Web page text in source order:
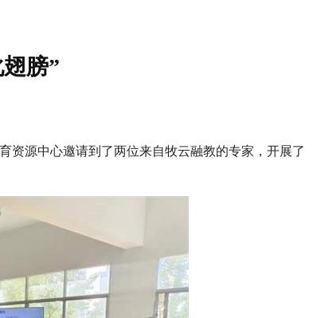
膀”
源中心邀请到了两位来自牧云融教的专家，开展了